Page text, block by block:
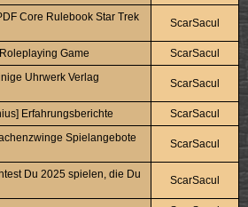
Core Rulebook Star Trek
ScarSacul
Game
ScarSacul
Uhrwerk Verlag
ScarSacul
Erfahrungsberichte
ScarSacul
Spielangebote
ScarSacul
Du 2025 spielen, die Du
ScarSacul